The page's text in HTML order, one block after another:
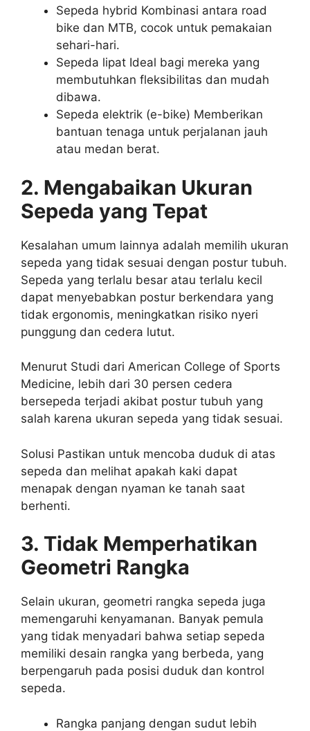
Sepeda hybrid Kombinasi antara road
bike dan MTB, cocok untuk pemakaian
sehari-hari.
Sepeda lipat Ideal bagi mereka yang
membutuhkan fleksibilitas dan mudah
dibawa.
Sepeda elektrik (e-bike) Memberikan
bantuan tenaga untuk perjalanan jauh
atau medan berat.
2. Mengabaikan Ukuran
Sepeda yang Tepat
Kesalahan umum lainnya adalah memilih ukuran
sepeda yang tidak sesuai dengan postur tubuh.
Sepeda yang terlalu besar atau terlalu kecil
dapat menyebabkan postur berkendara yang
tidak ergonomis, meningkatkan risiko nyeri
punggung dan cedera lutut.
Menurut Studi dari American College of Sports
Medicine, lebih dari 30 persen cedera
bersepeda terjadi akibat postur tubuh yang
salah karena ukuran sepeda yang tidak sesuai.
Solusi Pastikan untuk mencoba duduk di atas
sepeda dan melihat apakah kaki dapat
menapak dengan nyaman ke tanah saat
berhenti.
3. Tidak Memperhatikan
Geometri Rangka
Selain ukuran, geometri rangka sepeda juga
memengaruhi kenyamanan. Banyak pemula
yang tidak menyadari bahwa setiap sepeda
memiliki desain rangka yang berbeda, yang
berpengaruh pada posisi duduk dan kontrol
sepeda.
Rangka panjang dengan sudut lebih